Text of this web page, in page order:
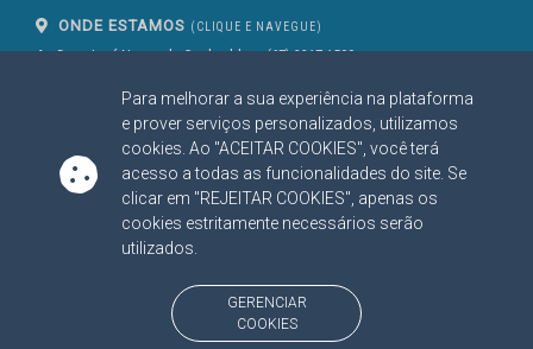
Para melhorar a sua experiência na plataforma
e prover serviços personalizados, utilizamos
cookies. Ao "ACEITAR COOKIES", você terá
acesso a todas as funcionalidades do site. Se
clicar em "REJEITAR COOKIES", apenas os
cookies estritamente necessários serão
utilizados.
GERENCIAR
COOKIES
ONDE ESTAMOS (CLIQUE E NAVEGUE)
Av. Des. José Nunes da Cunha, bloco
Campo Grande/MS
CEP: 79031-310
(67) 3317-1500
SIGA NOSSAS REDES SOCIAIS
Linked InYoutube
Facebook
X
BAIXE NOSSO APLICATIVO